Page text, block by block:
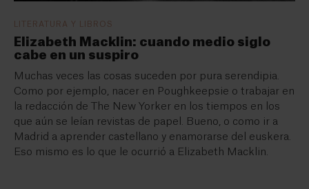
LITERATURA Y LIBROS
Elizabeth Macklin: cuando medio siglo
cabe en un suspiro
Muchas veces las cosas suceden por pura serendipia.
Como por ejemplo, nacer en Poughkeepsie o trabajar en
la redacción de The New Yorker en los tiempos en los
que aún se leían revistas de papel. Bueno, o como ir a
Madrid a aprender castellano y enamorarse del euskera.
Eso mismo es lo que le ocurrió a Elizabeth Macklin.